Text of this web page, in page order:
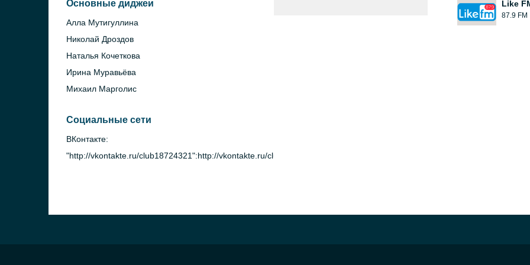
Основные диджеи
Алла Мутигуллина
Николай Дроздов
Наталья Кочеткова
Ирина Муравьёва
Михаил Марголис
Социальные сети
ВКонтакте:
"http://vkontakte.ru/club18724321":http://vkontakte.ru/club18724321
Like
87.9 FM